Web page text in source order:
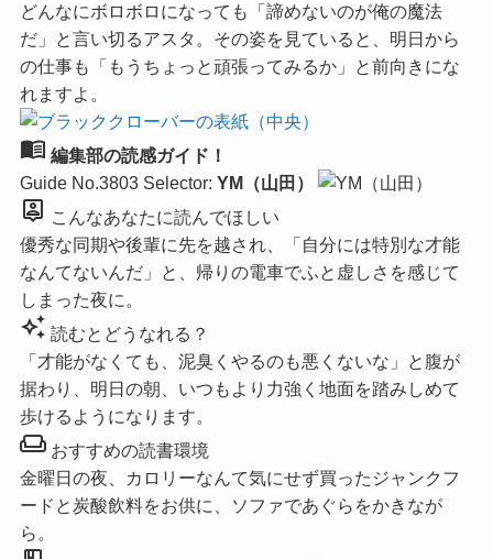
どんなにボロボロになっても「諦めないのが俺の魔法
だ」と言い切るアスタ。その姿を見ていると、明日から
の仕事も「もうちょっと頑張ってみるか」と前向きにな
れますよ。
menu_book 編集部の読感ガイド！
Guide No.3803 Selector: YM（山田）
person_pin
こんなあなたに読んでほしい
優秀な同期や後輩に先を越され、「自分には特別な才能
なんてないんだ」と、帰りの電車でふと虚しさを感じて
しまった夜に。
auto_awesome 読むとどうなれる？
「才能がなくても、泥臭くやるのも悪くないな」と腹が
据わり、明日の朝、いつもより力強く地面を踏みしめて
歩けるようになります。
weekendおすすめの読書環境
金曜日の夜、カロリーなんて気にせず買ったジャンクフ
ードと炭酸飲料をお供に、ソファであぐらをかきなが
ら。